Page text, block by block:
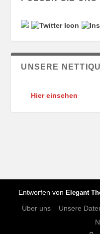
UNSERE
Hier einsehen
Entworfen von Elegant
Über uns Unsere